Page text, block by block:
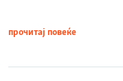
прочитај повеќе